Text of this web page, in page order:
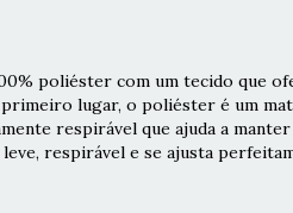
poliéster com um tecido que
lugar, o poliéster é um
respirável que ajuda a
respirável e se ajusta